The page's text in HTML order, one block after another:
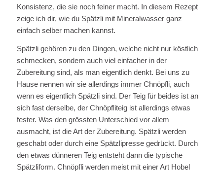
Konsistenz, die sie noch feiner macht. In diesem Rezept
zeige ich dir, wie du Spätzli mit Mineralwasser ganz
einfach selber machen kannst.
Spätzli gehören zu den Dingen, welche nicht nur köstlich
schmecken, sondern auch viel einfacher in der
Zubereitung sind, als man eigentlich denkt. Bei uns zu
Hause nennen wir sie allerdings immer Chnöpfli, auch
wenn es eigentlich Spätzli sind. Der Teig für beides ist an
sich fast derselbe, der Chnöpfliteig ist allerdings etwas
fester. Was den grössten Unterschied vor allem
ausmacht, ist die Art der Zubereitung. Spätzli werden
geschabt oder durch eine Spätzlipresse gedrückt. Durch
den etwas dünneren Teig entsteht dann die typische
Spätzliform. Chnöpfli werden meist mit einer Art Hobel